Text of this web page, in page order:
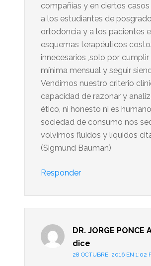
compañías y en ciertos
a los estudiantes de
ortodoncia y a los pacientes
esquemas terapéuticos
innecesarios ,solo por
mínima mensual y seguir
Vendimos nuestro criterio
capacidad de razonar y
ético, ni honesto ni es
sociedad de consumo nos
volvimos fluidos y líquidos
(Sigmund Bauman)
Responder
DR. JORGE PONCE
dice
28 OCTUBRE, 2016 EN 1:02